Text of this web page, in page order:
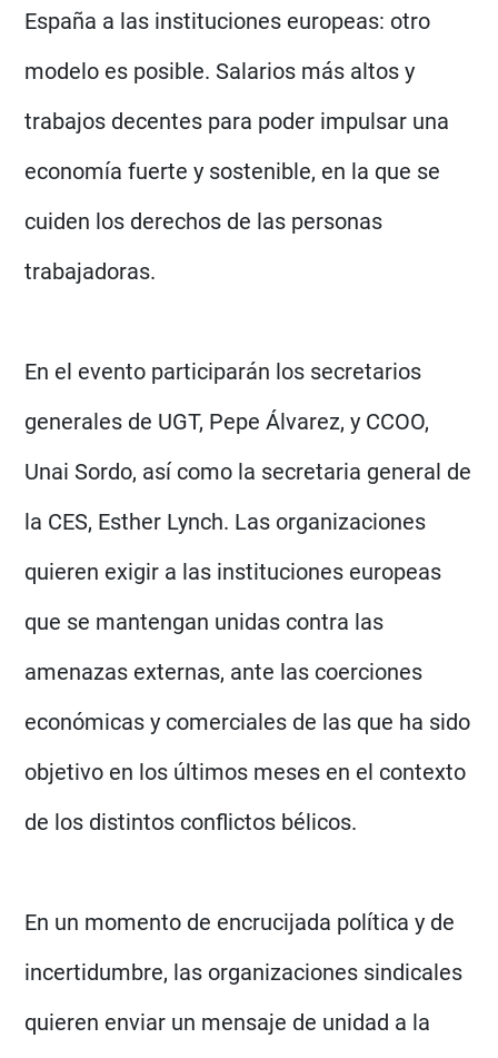
España a las instituciones europeas: otro
modelo es posible. Salarios más altos y
trabajos decentes para poder impulsar una
economía fuerte y sostenible, en la que se
cuiden los derechos de las personas
trabajadoras.
En el evento participarán los secretarios
generales de UGT, Pepe Álvarez, y CCOO,
Unai Sordo, así como la secretaria general de
la CES, Esther Lynch. Las organizaciones
quieren exigir a las instituciones europeas
que se mantengan unidas contra las
amenazas externas, ante las coerciones
económicas y comerciales de las que ha sido
objetivo en los últimos meses en el contexto
de los distintos conflictos bélicos.
En un momento de encrucijada política y de
incertidumbre, las organizaciones sindicales
quieren enviar un mensaje de unidad a la